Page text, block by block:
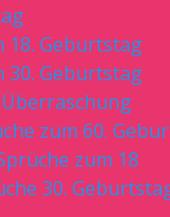
18. Geburtstag
30. Geburtstag
zum 60.
zum 18
30.